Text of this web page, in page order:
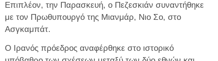
Επιπλέον, την Παρασκευή, ο Πεζεσκιάν συναντήθηκε
με τον Πρωθυπουργό της Μιανμάρ, Νιο Σο, στο
Ασγκαμπάτ.
Ο Ιρανός πρόεδρος αναφέρθηκε στο ιστορικό